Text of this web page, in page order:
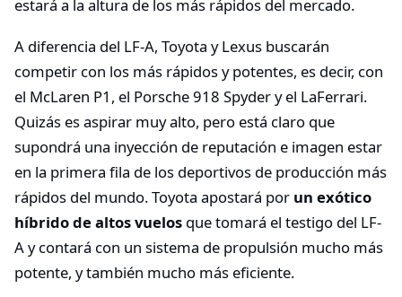
estará a la altura de los más rápidos del mercado.
A diferencia del LF-A, Toyota y Lexus buscarán
competir con los más rápidos y potentes, es decir, con
el McLaren P1, el Porsche 918 Spyder y el LaFerrari.
Quizás es aspirar muy alto, pero está claro que
supondrá una inyección de reputación e imagen estar
en la primera fila de los deportivos de producción más
rápidos del mundo. Toyota apostará por un exótico
híbrido de altos vuelos que tomará el testigo del LF-
A y contará con un sistema de propulsión mucho más
potente, y también mucho más eficiente.